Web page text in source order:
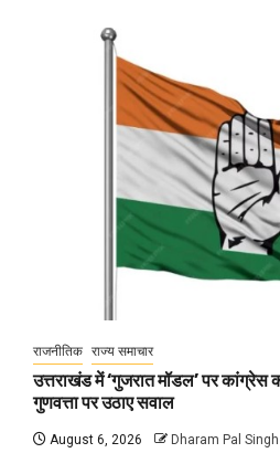
राजनीतिक राज्य समाचार
उत्तराखंड में ‘गुजरात मॉडल’ पर कांग्रेस
गुणवत्ता पर उठाए सवाल
August 6, 2026 Dharam Pal